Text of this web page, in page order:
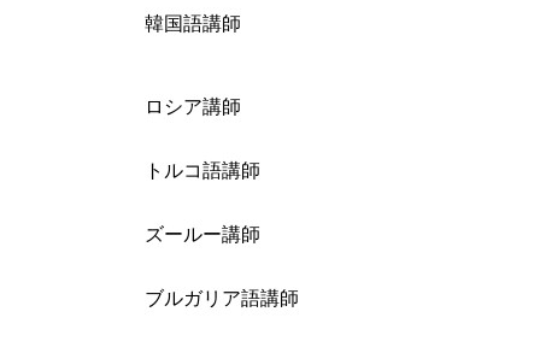
韓国語講師
ロシア講師
トルコ語講師
ズールー講師
ブルガリア語講師